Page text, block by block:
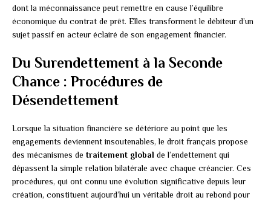
dont la méconnaissance peut remettre en cause l’équilibre
économique du contrat de prêt. Elles transforment le débiteur d’un
sujet passif en acteur éclairé de son engagement financier.
Du Surendettement à la Seconde
Chance : Procédures de
Désendettement
Lorsque la situation financière se détériore au point que les
engagements deviennent insoutenables, le droit français propose
des mécanismes de traitement global de l’endettement qui
dépassent la simple relation bilatérale avec chaque créancier. Ces
procédures, qui ont connu une évolution significative depuis leur
création, constituent aujourd’hui un véritable droit au rebond pour